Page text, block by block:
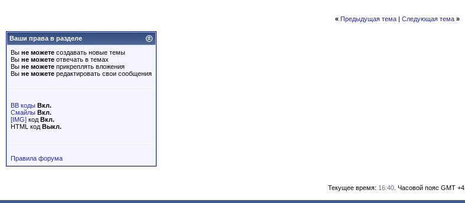
« Предыдущая тема| Следующая тема »
Ваши права в разделе
Вы не можете создавать новые темы
Вы не можете отвечать в темах
Вы не можете прикреплять вложения
Вы не можете редактировать свои сообщения
BB коды Вкл.
Смайлы Вкл.
[IMG] код Вкл.
HTML код Выкл.
Правила форума
Текущее время: 16:40 . Часовой пояс GMT +4.